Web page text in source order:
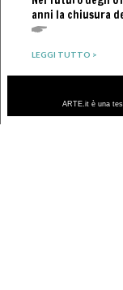
anni la chiusura
LEGGI TUTTO >
ARTE.it è una